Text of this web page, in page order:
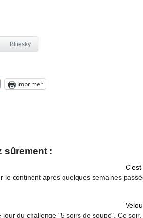
Bluesky
Imprimer
sûrement :
C'est
le continent après quelques semaines
jour du challenge "5 soirs de soupe". Ce